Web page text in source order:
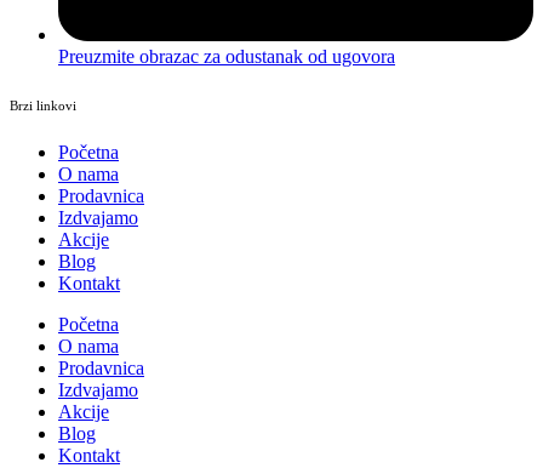
Preuzmite obrazac za odustanak od ugovora
Brzi linkovi
Početna
O nama
Prodavnica
Izdvajamo
Akcije
Blog
Kontakt
Početna
O nama
Prodavnica
Izdvajamo
Akcije
Blog
Kontakt